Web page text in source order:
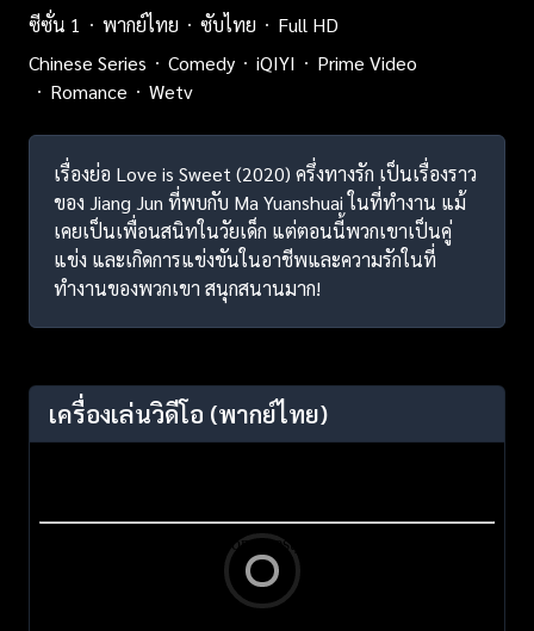
ซีซั่น 1
พากย์ไทย ซับไทย
Full HD
Chinese Series
Comedy iQIYI
Prime Video
Romance
Wetv
เรื่องย่อ Love is Sweet (2020) ครึ่งทางรัก เป็นเรื่องราว
ของ Jiang Jun ที่พบกับ Ma Yuanshuai ในที่ทำงาน แม้
เคยเป็นเพื่อนสนิทในวัยเด็ก แต่ตอนนี้พวกเขาเป็นคู่
แข่ง และเกิดการแข่งขันในอาชีพและความรักในที่
ทำงานของพวกเขา สนุกสนานมาก!
เครื่องเล่นวิดีโอ (พากย์ไทย)